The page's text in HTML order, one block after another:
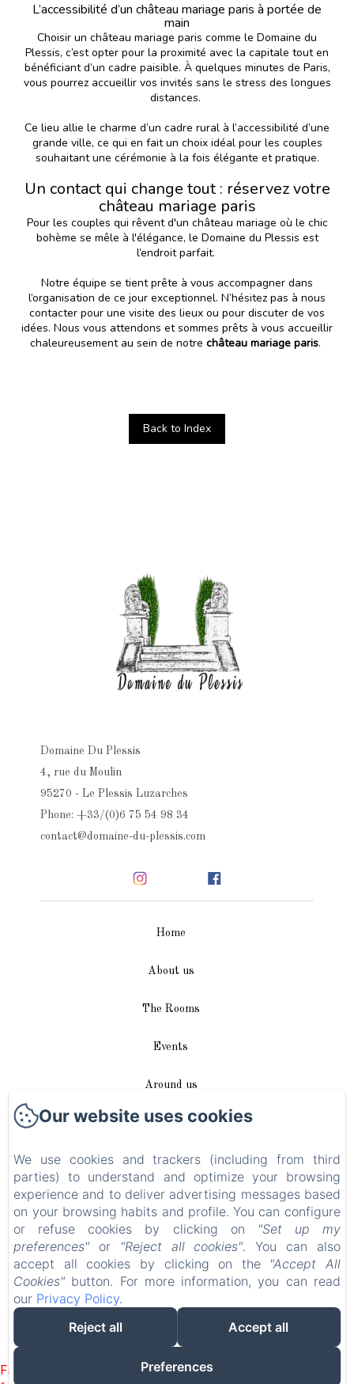
L’accessibilité d’un château mariage paris à portée de
main
Choisir un château mariage paris comme le Domaine du
Plessis, c’est opter pour la proximité avec la capitale tout en
bénéficiant d’un cadre paisible. À quelques minutes de Paris,
vous pourrez accueillir vos invités sans le stress des longues
distances.
Ce lieu allie le charme d’un cadre rural à l’accessibilité d’une
grande ville, ce qui en fait un choix idéal pour les couples
souhaitant une cérémonie à la fois élégante et pratique.
Un contact qui change tout : réservez votre
château mariage paris
Pour les couples qui rêvent d'un château mariage où le chic
bohème se mêle à l'élégance, le Domaine du Plessis est
l’endroit parfait.
Notre équipe se tient prête à vous accompagner dans
l’organisation de ce jour exceptionnel. N’hésitez pas à nous
contacter pour une visite des lieux ou pour discuter de vos
idées. Nous vous attendons et sommes prêts à vous accueillir
chaleureusement au sein de notre château mariage paris.
Back to Index
Domaine Du Plessis
4, rue du Moulin
95270 - Le Plessis Luzarches
Phone: +33/(0)6 75 54 98 34
contact@domaine-du-plessis.com
Home
About us
The Rooms
Events
Around us
Access / Contact
Plan du site
Blog
Legal notice
EN FR DE
Powered using Amenitiz
Failed to load BookingEngine/index: Loading chunk 1322
Our website uses cookies
We use cookies and trackers (including from third
parties) to understand and optimize your browsing
experience and to deliver advertising messages based
on your browsing habits and profile. You can configure
or refuse cookies by clicking on
"Set up my
preferences" or "Reject all cookies". You can also
accept all cookies by clicking on the "Accept All
Cookies" button. For more information, you can read
our Privacy Policy.
Reject all
Accept all
Preferences